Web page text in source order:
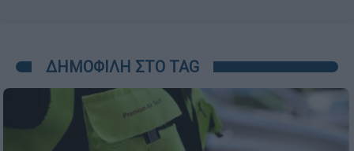
ΔΗΜΟΦΙΛΗ ΣΤΟ TAG